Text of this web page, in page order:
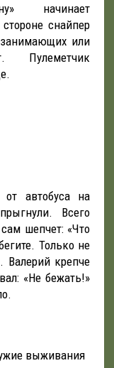
начинает
снайпер
или
Пулеметчик
автобуса на
Всего
шепчет: «Что
Только не
Валерий крепче
«Не бежать!»
выживания